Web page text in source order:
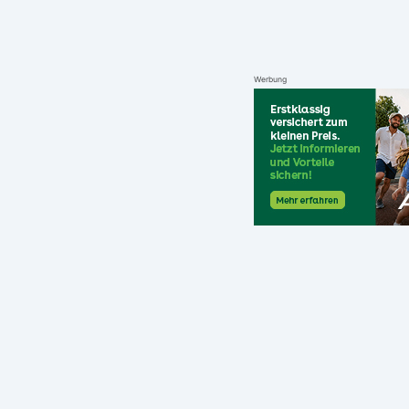
Werbung